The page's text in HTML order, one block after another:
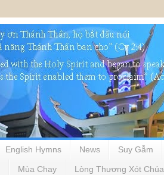
English Hymns News Suy Gẫm
Mùa Chay Lòng Thương Xót Chúa